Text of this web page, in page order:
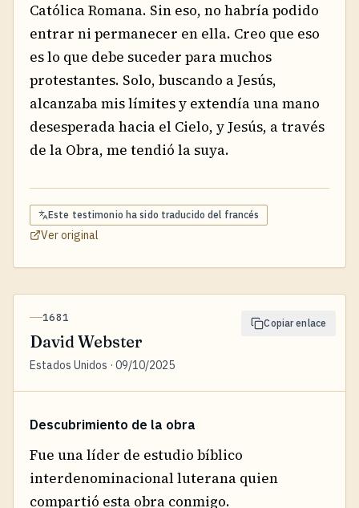
Católica Romana. Sin eso, no habría podido
entrar ni permanecer en ella. Creo que eso
es lo que debe suceder para muchos
protestantes. Solo, buscando a Jesús,
alcanzaba mis límites y extendía una mano
desesperada hacia el Cielo, y Jesús, a través
de la Obra, me tendió la suya.
Este testimonio ha sido traducido del francés
Ver original
1681
David Webster
Estados Unidos · 09/10/2025
Copiar enlace
Descubrimiento de la obra
Fue una líder de estudio bíblico
interdenominacional luterana quien
compartió esta obra conmigo.